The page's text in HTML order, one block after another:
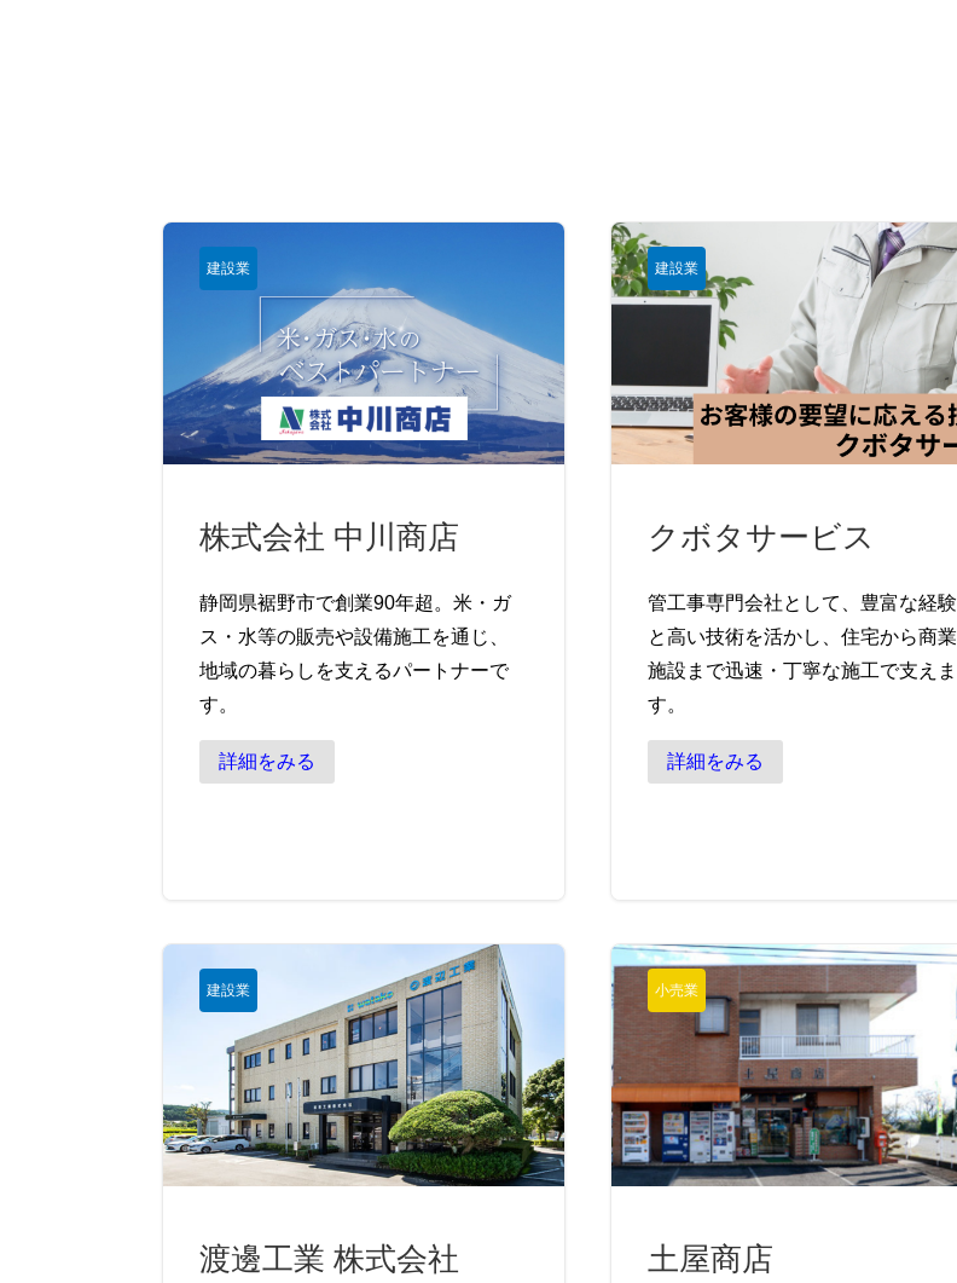
建設業
株式会社 中川商店
静岡県裾野市で創業90年超。米・ガ
ス・水等の販売や設備施工を通じ、
地域の暮らしを支えるパートナーで
す。
詳細をみる
建設業
クボタサービス
管工事専門会社として、豊富な経験
と高い技術を活かし、住宅から商業
施設まで迅速・丁寧な施工で支えま
す。
詳細をみる
建設業
渡邊工業 株式会社
小売業
土屋商店